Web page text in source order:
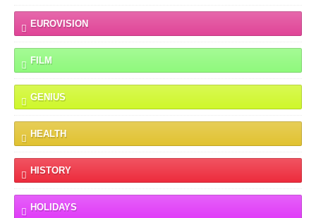
EUROVISION
FILM
GENIUS
HEALTH
HISTORY
HOLIDAYS